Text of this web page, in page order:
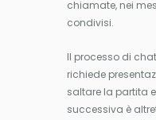
chiamate, nei
condivisi.
Il processo di
richiede
saltare la partita
successiva è